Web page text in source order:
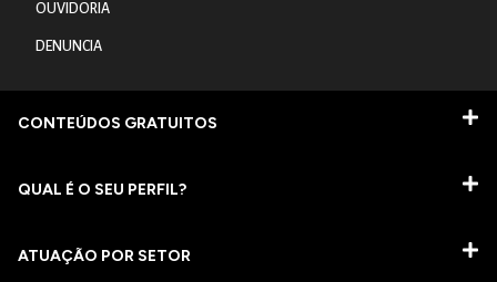
OUVIDORIA
DENUNCIA
CONTEÚDOS GRATUITOS
QUAL É O SEU PERFIL?
ATUAÇÃO POR SETOR